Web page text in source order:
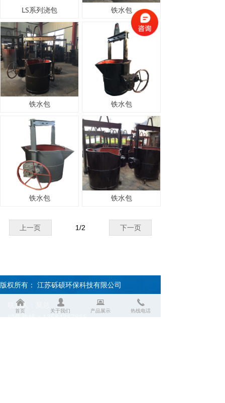
LS系列浇包 铁水包
铁水包 铁水包
铁水包 铁水包
上一页 下一页
1/2
联系人：莫总
版权所有： 江苏砾硕环保科技有限公司
낀
首页
넙
关于我们
뀵
产品展示
끅
热线电话